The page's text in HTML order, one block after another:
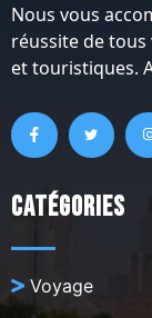
Nous vous
réussite de
et touristiques.
Catégories
Voyage